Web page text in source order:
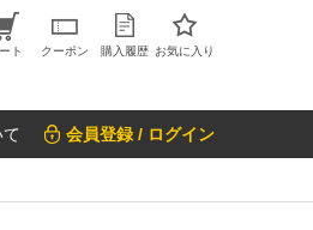
ト クーポン 購入履歴 お気に入り
会員登録 / ログイン